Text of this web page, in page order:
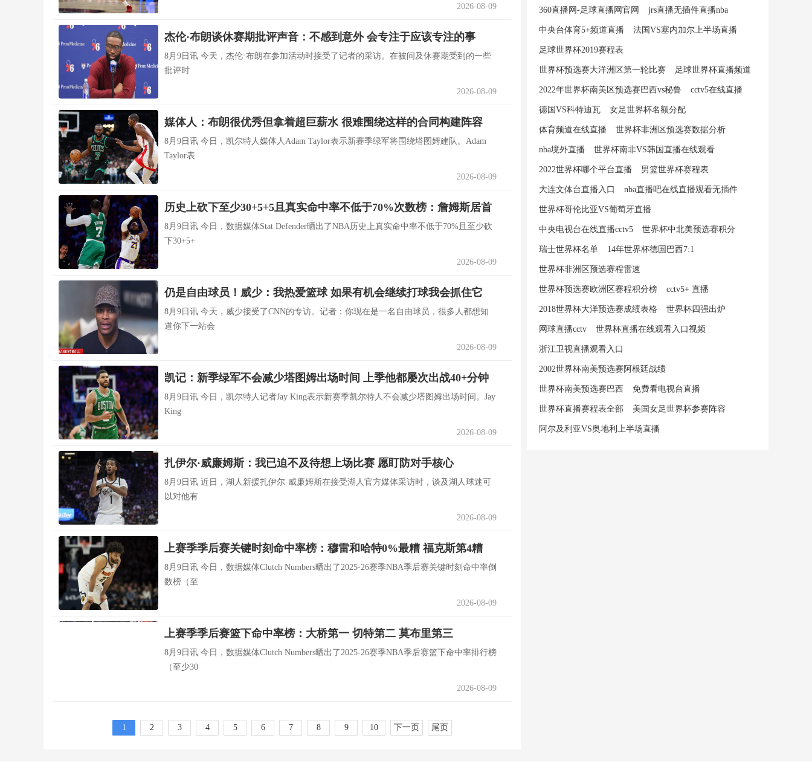
2026-08-09
杰伦·布朗谈休赛期批评声音：不感到意外 会专注于应该专注的事
8月9日讯 今天，杰伦·布朗在参加活动时接受了记者的采访。在被问及休赛期受到的一些
批评时
2026-08-09
媒体人：布朗很优秀但拿着超巨薪水 很难围绕这样的合同构建阵容
8月9日讯 今日，凯尔特人媒体人Adam Taylor表示新赛季绿军将围绕塔图姆建队。Adam
Taylor表
2026-08-09
历史上砍下至少30+5+5且真实命中率不低于70%次数榜：詹姆斯居首
8月9日讯 今日，数据媒体Stat Defender晒出了NBA历史上真实命中率不低于70%且至少砍
下30+5+
2026-08-09
仍是自由球员！威少：我热爱篮球 如果有机会继续打球我会抓住它
8月9日讯 今天，威少接受了CNN的专访。记者：你现在是一名自由球员，很多人都想知
道你下一站会
2026-08-09
凯记：新季绿军不会减少塔图姆出场时间 上季他都屡次出战40+分钟
8月9日讯 今日，凯尔特人记者Jay King表示新赛季凯尔特人不会减少塔图姆出场时间。Jay
King
2026-08-09
扎伊尔·威廉姆斯：我已迫不及待想上场比赛 愿盯防对手核心
8月9日讯 近日，湖人新援扎伊尔·威廉姆斯在接受湖人官方媒体采访时，谈及湖人球迷可
以对他有
2026-08-09
上赛季季后赛关键时刻命中率榜：穆雷和哈特0%最糟 福克斯第4糟
8月9日讯 今日，数据媒体Clutch Numbers晒出了2025-26赛季NBA季后赛关键时刻命中率倒
数榜（至
2026-08-09
上赛季季后赛篮下命中率榜：大桥第一 切特第二 莫布里第三
8月9日讯 今日，数据媒体Clutch Numbers晒出了2025-26赛季NBA季后赛篮下命中率排行榜
（至少30
2026-08-09
1 2 3 4 5 6 7 8 9 10 下一页 尾页
360直播网-足球直播网官网 jrs直播无插件直播nba
中央台体育5+频道直播 法国VS塞内加尔上半场直播
足球世界杯2019赛程表
世界杯预选赛大洋洲区第一轮比赛 足球世界杯直播频道
2022年世界杯南美区预选赛巴西vs秘鲁 cctv5在线直播
德国VS科特迪瓦 女足世界杯名额分配
体育频道在线直播 世界杯非洲区预选赛数据分析
nba境外直播 世界杯南非VS韩国直播在线观看
2022世界杯哪个平台直播 男篮世界杯赛程表
大连文体台直播入口 nba直播吧在线直播观看无插件
世界杯哥伦比亚VS葡萄牙直播
中央电视台在线直播cctv5 世界杯中北美预选赛积分
瑞士世界杯名单 14年世界杯德国巴西7:1
世界杯非洲区预选赛程雷速
世界杯预选赛欧洲区赛程积分榜 cctv5+ 直播
2018世界杯大洋预选赛成绩表格 世界杯四强出炉
网球直播cctv 世界杯直播在线观看入口视频
浙江卫视直播观看入口
2002世界杯南美预选赛阿根廷战绩
世界杯南美预选赛巴西 免费看电视台直播
世界杯直播赛程表全部 美国女足世界杯参赛阵容
阿尔及利亚VS奥地利上半场直播